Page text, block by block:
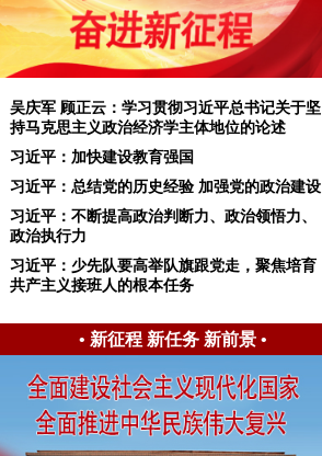
吴庆军 顾正云：学习贯彻习近平总书记关于坚
持马克思主义政治经济学主体地位的论述
习近平：加快建设教育强国
习近平：总结党的历史经验 加强党的政治建设
习近平：不断提高政治判断力、政治领悟力、
政治执行力
习近平：少先队要高举队旗跟党走，聚焦培育
共产主义接班人的根本任务
• 新征程 新任务 新前景•